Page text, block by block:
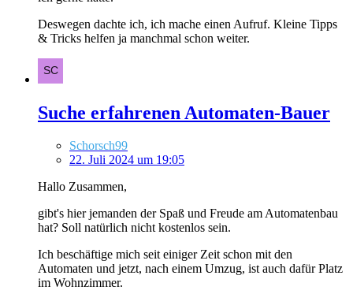
Deswegen dachte ich, ich mache einen Aufruf. Kleine Tipps
& Tricks helfen ja manchmal schon weiter.
Suche erfahrenen Automaten-Bauer
Schorsch99
22. Juli 2024 um 19:05
Hallo Zusammen,
gibt's hier jemanden der Spaß und Freude am Automatenbau
hat? Soll natürlich nicht kostenlos sein.
Ich beschäftige mich seit einiger Zeit schon mit den
Automaten und jetzt, nach einem Umzug, ist auch dafür Platz
im Wohnzimmer.